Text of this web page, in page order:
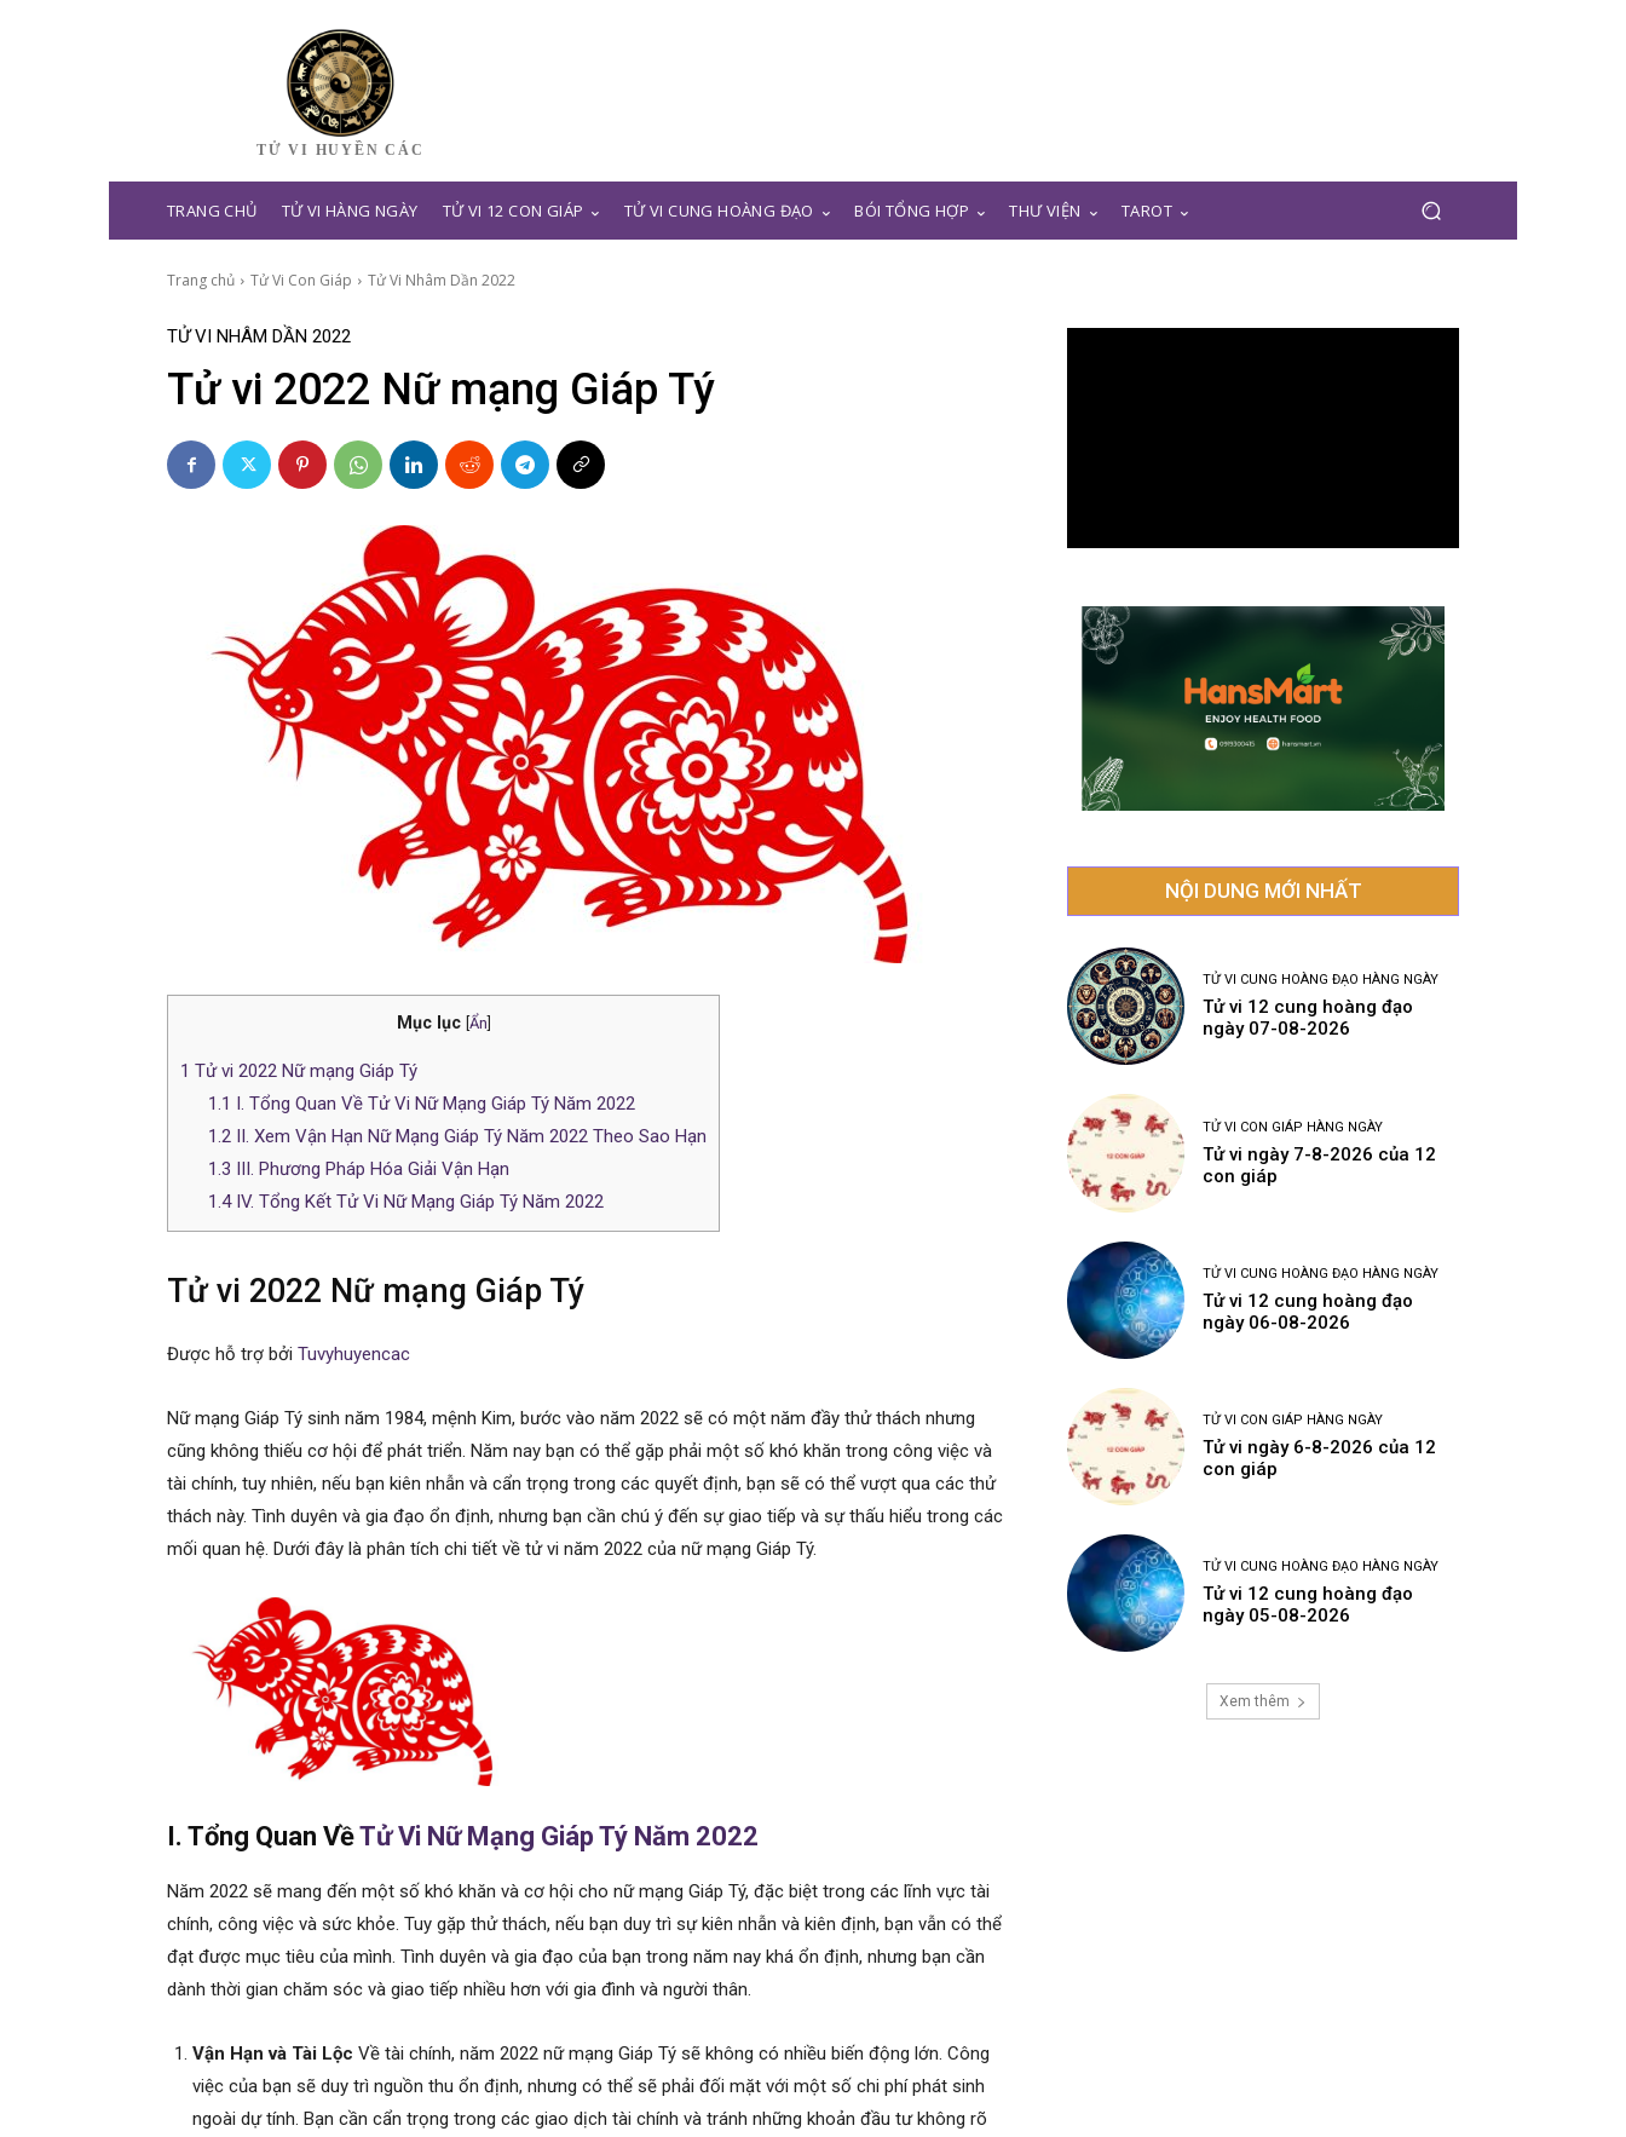
TỬ VI HUYỀN CÁC
TRANG CHỦ TỬ VI HÀNG NGÀY TỬ VI 12 CON GIÁP TỬ VI CUNG HOÀNG ĐẠO BÓI TỔNG HỢP THƯ VIỆN TAROT
Trang chủ Tử Vi Con Giáp Tử Vi Nhâm Dần 2022
TỬ VI NHÂM DẦN 2022
Tử vi 2022 Nữ mạng Giáp Tý
Mục lục Ẩn
1 Tử vi 2022 Nữ mạng Giáp Tý
1.1 I. Tổng Quan Về Tử Vi Nữ Mạng Giáp Tý Năm 2022
1.2II. Xem Vận Hạn Nữ Mạng Giáp Tý Năm 2022 Theo Sao Hạn
1.3 III. Phương Pháp Hóa Giải Vận Hạn
1.4IV. Tổng Kết Tử Vi Nữ Mạng Giáp Tý Năm 2022
Tử vi 2022 Nữ mạng Giáp Tý
Được hỗ trợ bởi Tuvyhuyencac
Nữ mạng Giáp Tý sinh năm 1984, mệnh Kim, bước vào năm 2022 sẽ có một năm đầy thử thách nhưng
cũng không thiếu cơ hội để phát triển. Năm nay bạn có thể gặp phải một số khó khăn trong công việc và
tài chính, tuy nhiên, nếu bạn kiên nhẫn và cẩn trọng trong các quyết định, bạn sẽ có thể vượt qua các thử
thách này. Tình duyên và gia đạo ổn định, nhưng bạn cần chú ý đến sự giao tiếp và sự thấu hiểu trong các
mối quan hệ. Dưới đây là phân tích chi tiết về tử vi năm 2022 của nữ mạng Giáp Tý.
I. Tổng Quan VềTử Vi Nữ Mạng Giáp Tý Năm 2022
Năm 2022 sẽ mang đến một số khó khăn và cơ hội cho nữ mạng Giáp Tý, đặc biệt trong các lĩnh vực tài
chính, công việc và sức khỏe. Tuy gặp thử thách, nếu bạn duy trì sự kiên nhẫn và kiên định, bạn vẫn có thể
đạt được mục tiêu của mình. Tình duyên và gia đạo của bạn trong năm nay khá ổn định, nhưng bạn cần
dành thời gian chăm sóc và giao tiếp nhiều hơn với gia đình và người thân.
Vận Hạn và Tài Lộc Về tài chính, năm 2022 nữ mạng Giáp Tý sẽ không có nhiều biến động lớn. Công
việc của bạn sẽ duy trì nguồn thu ổn định, nhưng có thể sẽ phải đối mặt với một số chi phí phát sinh
ngoài dự tính. Bạn cần cẩn trọng trong các giao dịch tài chính và tránh những khoản đầu tư không rõ
NỘI DUNG MỚI NHẤT
TỬ VI CUNG HOÀNG ĐẠO HÀNG NGÀY
Tử vi 12 cung hoàng đạo
ngày 07-08-2026
TỬ VI CON GIÁP HÀNG NGÀY
Tử vi ngày 7-8-2026 của 12
con giáp
TỬ VI CUNG HOÀNG ĐẠO HÀNG NGÀY
Tử vi 12 cung hoàng đạo
ngày 06-08-2026
TỬ VI CON GIÁP HÀNG NGÀY
Tử vi ngày 6-8-2026 của 12
con giáp
TỬ VI CUNG HOÀNG ĐẠO HÀNG NGÀY
Tử vi 12 cung hoàng đạo
ngày 05-08-2026
Xem thêm